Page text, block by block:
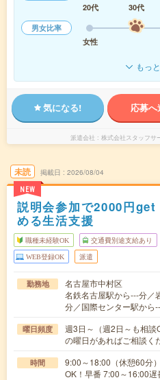
20代
30代
男女比率
女性
もっ
気になる! 応募へ
派遣会社 株式会社スタッフ
未読
NEW
掲載日 2026/08/04
説明会参加で2000円
める生活支援
職種未経験OK 交通費別途支給あり
WEB登録OK 派遣
勤務地
名古屋市中村区
名鉄名古屋駅から---分／
分／国際センター駅から
曜日頻度
週3日～（週2日～も相談
の曜日があればご相談く
時間
9:00～18:00（休憩60分
OK！早番 7:00～16:00